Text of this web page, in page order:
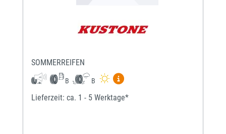
SOMMERREIFEN
B B
Mehr Informationen zum EU-
Lieferzeit: ca. 1 - 5 Werktage*